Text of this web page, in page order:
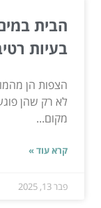
הבית
בעיות
הצפות הן
לא רק שהן
מקום...
קרא עוד »
פבר 13, 2025